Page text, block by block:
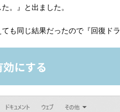
。』と出ました。
も同じ結果だったので『回復ド
にする